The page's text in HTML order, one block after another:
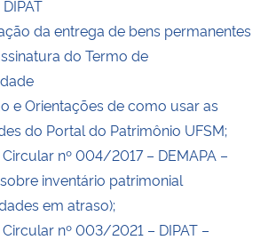
da entrega de bens permanentes
do Termo de
e Orientações de como usar as
do Portal do Patrimônio UFSM;
nº 004/2017 – DEMAPA –
inventário patrimonial
em atraso);
nº 003/2021 – DIPAT –